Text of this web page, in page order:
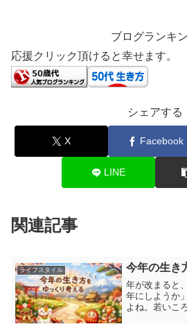
ブログランキ
応援クリック頂けると幸せます。
シェアする
X Facebook
LINE
関連記事
ライフスタイル 今年の生き
年が改まると
年にしようか
よね。若いこ